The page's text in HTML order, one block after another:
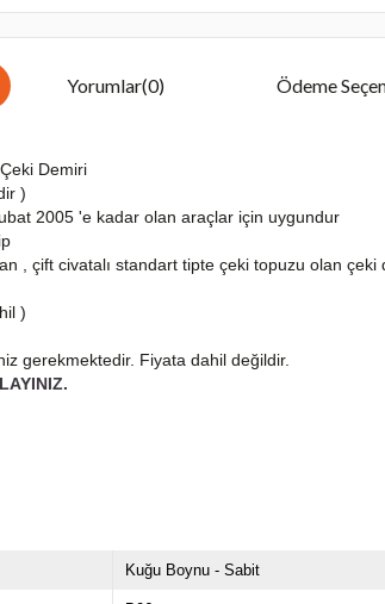
Yorumlar(0) Ödeme
Demiri
)
2005 'e kadar olan araçlar için uygundur
, çift civatalı standart tipte çeki topuzu olan çeki
)
gerekmektedir. Fiyata dahil değildir.
Kuğu Boynu - Sabit